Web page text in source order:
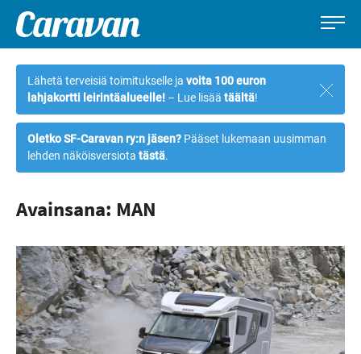
suoraan
sisältöön
Caravan-
lehti
Leirintämatkailun
erikoislehti
Lähetä terveisiä toimitukselle ja voita 100 euron
lahjakortti leirintäalueelle! – Lue lisää täältä!
Sulje
Oletko SF-Caravan ry:n jäsen? Pääset lukemaan uusimman
lehden näköisversiota tästä.
Avainsana: MAN